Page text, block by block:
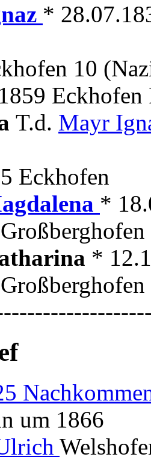
*
10
T.d. Mayr
Eckhofen
*
*
um 1866